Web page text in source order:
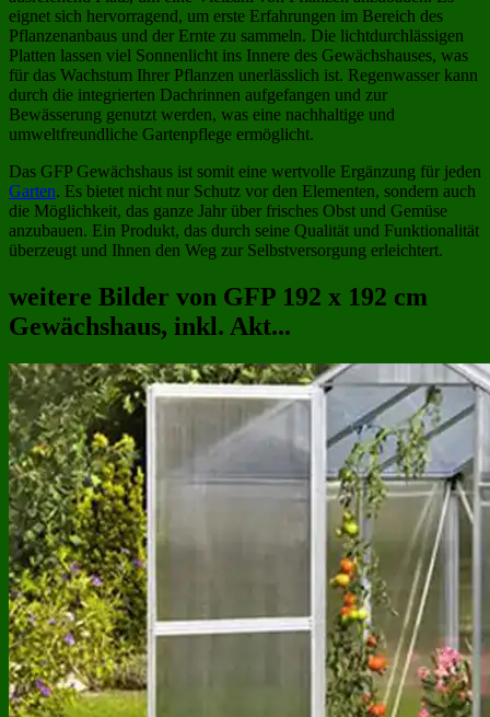
eignet sich hervorragend, um erste Erfahrungen im Bereich des
Pflanzenanbaus und der Ernte zu sammeln. Die lichtdurchlässigen
Platten lassen viel Sonnenlicht ins Innere des Gewächshauses, was
für das Wachstum Ihrer Pflanzen unerlässlich ist. Regenwasser kann
durch die integrierten Dachrinnen aufgefangen und zur
Bewässerung genutzt werden, was eine nachhaltige und
umweltfreundliche Gartenpflege ermöglicht.
Das GFP Gewächshaus ist somit eine wertvolle Ergänzung für jeden
Garten. Es bietet nicht nur Schutz vor den Elementen, sondern auch
die Möglichkeit, das ganze Jahr über frisches Obst und Gemüse
anzubauen. Ein Produkt, das durch seine Qualität und Funktionalität
überzeugt und Ihnen den Weg zur Selbstversorgung erleichtert.
weitere Bilder von GFP 192 x 192 cm
Gewächshaus, inkl. Akt...